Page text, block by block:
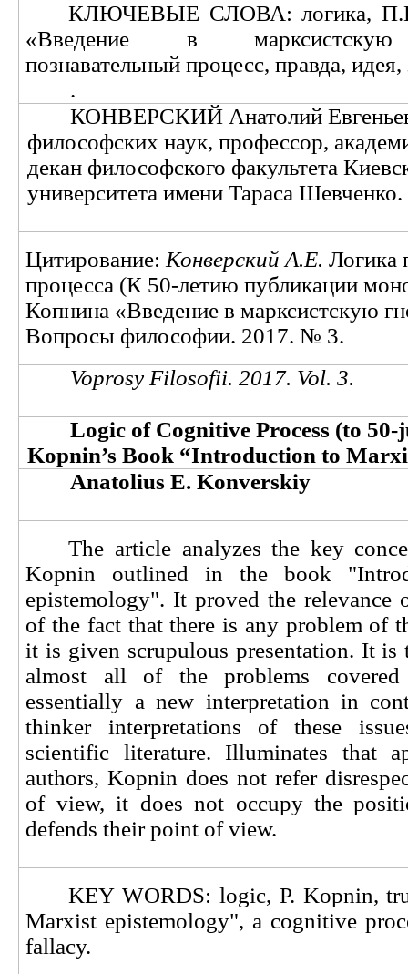
КЛЮЧЕВЫЕ СЛОВА: логика,
«Введение в марксистскую
познавательный процесс, правда,
.
КОНВЕРСКИЙ Анатолий
философских наук, профессор,
декан философского факультета
университета имени Тараса Шевченко.
Цитирование:Конверский А.Е. Логика
процесса (К 50-летию публикации
Копнина «Введение в марксистскую
Вопросы философии. 2017. № 3.
Voprosy Filosofii. 2017. Vol. 3.
Logic of Cognitive Process (to 50-
Kopnin’s Book “Introduction to
Anatolius E. Konverskiy
The article analyzes the key
Kopnin outlined in the book
epistemology". It proved the
of the fact that there is any problem of
it is given scrupulous presentation. It is
almost all of the problems
essentially a new interpretation in
thinker interpretations of these
scientific literature. Illuminates that
authors, Kopnin does not refer
of view, it does not occupy the
defends their point of view.
KEY WORDS: logic, P. Kopnin,
Marxist epistemology", a cognitive
fallacy.